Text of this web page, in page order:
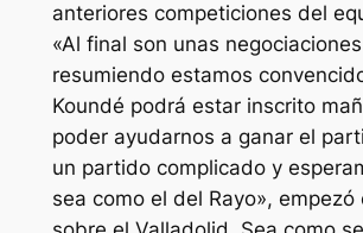
anteriores competiciones del
«Al final son unas
resumiendo estamos
Koundé podrá estar inscrito
poder ayudarnos a ganar el
un partido complicado y
sea como el del Rayo», empezó